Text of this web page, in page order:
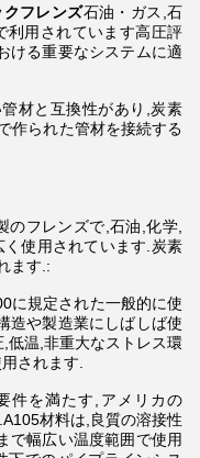
フレンズ石油・ガス,石
利用されています高圧評
ける重要なシステムに適
材と互換性があり,炭素
作られた管材を接続する
のフレンズで,石油,化学,
使用されています.炭素
ます.:
に規定された一般的に使
造や製造業にしばしば使
低温,非重大なストレス環
されます.
件を満たす,アメリカの
材料は,良質の溶接性
で幅広い温度範囲で使用